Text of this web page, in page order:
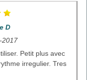
D
2017
Petit plus avec
irregulier. Tres